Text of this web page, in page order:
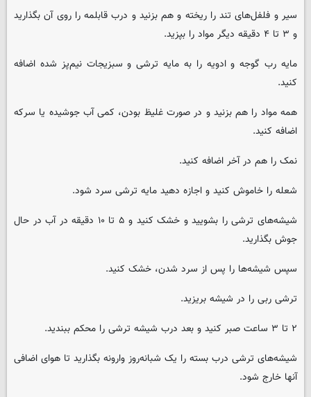
سیر و فلفل‌های تند را ریخته و هم بزنید و درب قابلمه را روی آن بگذارید
و ۳ تا ۴ دقیقه دیگر مواد را بپزید.
مایه رب گوجه و ادویه را به مایه ترشی و سبزیجات نیم‌پز شده اضافه
کنید.
همه مواد را هم بزنید و در صورت غلیظ بودن، کمی آب جوشیده یا سرکه
اضافه کنید.
نمک را هم در آخر اضافه کنید.
شعله را خاموش کنید و اجازه دهید مایه ترشی سرد شود.
شیشه‌های ترشی را بشویید و خشک کنید و ۵ تا ۱۰ دقیقه در آب در حال
جوش بگذارید.
سپس شیشه‌ها را پس از سرد شدن، خشک کنید.
ترشی ربی را در شیشه بریزید.
۲ تا ۳ ساعت صبر کنید و بعد درب شیشه ترشی را محکم ببندید.
شیشه‌های ترشی درب بسته را یک شبانه‌روز وارونه بگذارید تا هوای اضافی
آنها خارج شود.